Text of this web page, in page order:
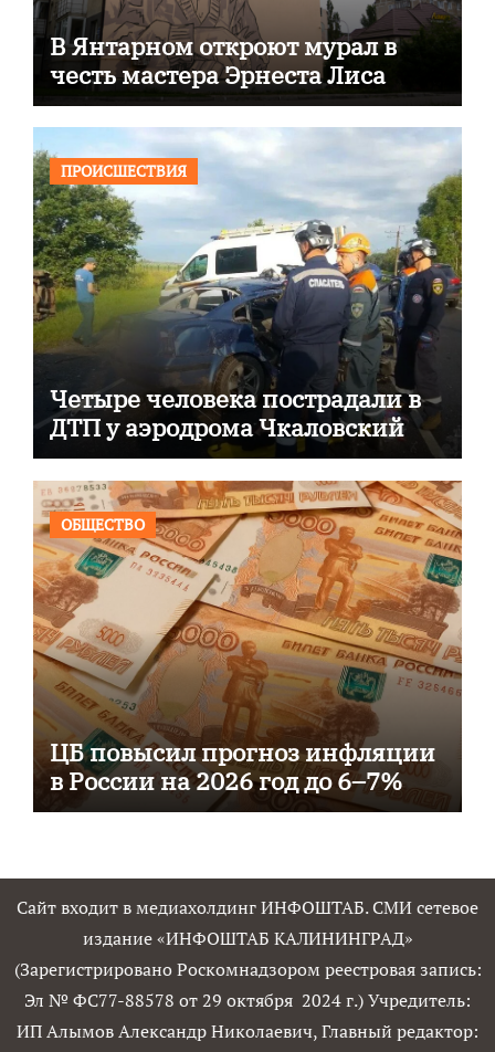
В Янтарном откроют мурал в
честь мастера Эрнеста Лиса
ПРОИСШЕСТВИЯ
Четыре человека пострадали в
ДТП у аэродрома Чкаловский
ОБЩЕСТВО
ЦБ повысил прогноз инфляции
в России на 2026 год до 6–7%
Сайт входит в медиахолдинг ИНФОШТАБ. СМИ сетевое
издание «ИНФОШТАБ КАЛИНИНГРАД»
(Зарегистрировано Роскомнадзором реестровая запись:
Эл № ФС77-88578 от 29 октября 2024 г.) Учредитель:
ИП Алымов Александр Николаевич, Главный редактор: